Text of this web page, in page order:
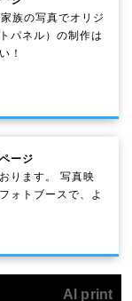
族の写真でオリジ
パネル）の制作は
！
ージ
ります。 写真映
ォトブースで、よ
AI print